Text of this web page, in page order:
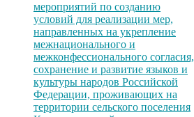
мероприятий по созданию
условий для реализации мер,
направленных на укрепление
межнационального и
межконфессионального согласия,
сохранение и развитие языков и
культуры народов Российской
Федерации, проживающих на
территории сельского поселения